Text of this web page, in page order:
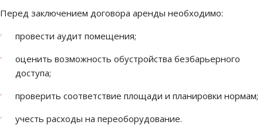
Перед заключением договора аренды необходимо:
провести аудит помещения;
оценить возможность обустройства безбарьерного
доступа;
проверить соответствие площади и планировки нормам;
учесть расходы на переоборудование.